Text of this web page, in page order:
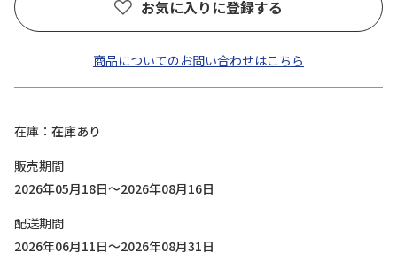
お気に入りに登録する
商品についてのお問い合わせはこちら
在庫
在庫あり
販売期間
2026年05月18日～2026年08月16日
配送期間
2026年06月11日～2026年08月31日